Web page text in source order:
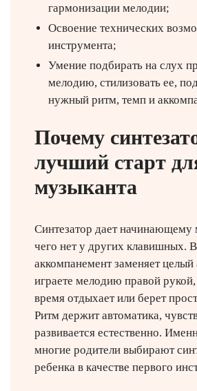
гармонизации мелодии;
Освоение технических
инструмента;
Умение подбирать на слух
мелодию, стилизовать ее,
нужный ритм, темп и
Почему
лучший старт
музыканта
Синтезатор дает начинающему
чего нет у других клавишных.
аккомпанемент заменяет
играете мелодию правой рукой,
время отдыхает или берет
Ритм держит автоматика,
развивается естественно.
многие родители выбирают
ребенка в качестве первого